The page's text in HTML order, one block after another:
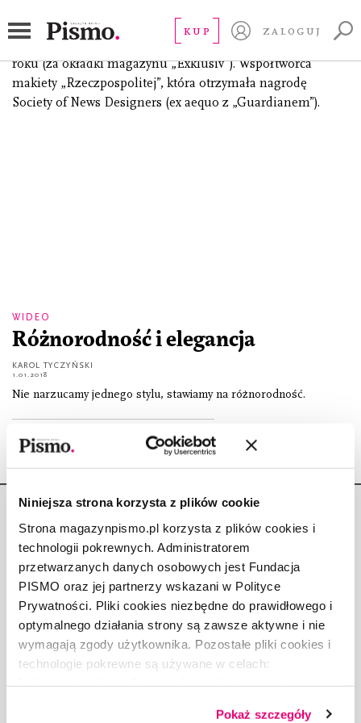
Niniejsza strona korzysta z plików cookie
Strona magazynpismo.pl korzysta z plików cookies i
technologii pokrewnych. Administratorem
przetwarzanych danych osobowych jest Fundacja
PISMO oraz jej partnerzy wskazani w Polityce
Prywatności. Pliki cookies niezbędne do prawidłowego i
optymalnego działania strony są zawsze aktywne i nie
wymagają zgody użytkownika. Pozostałe pliki cookies i
technologie pokrewne są używane w celach:
Pokaż szczegóły
KUP ZALOGUJ
Zdobywca I nagrody konkursu Grand Front w 2008 i 2009
roku (za okładki magazynu „Exklusiv”). Współtwórca
makiety „Rzeczpospolitej”, która otrzymała nagrodę
Society of News Designers (ex aequo z „Guardianem”).
WIDEO
Różnorodność i elegancja
KAROL TYCZYŃSKI
1.01.2018
Nie narzucamy jednego stylu, stawiamy na różnorodność.
Copyright © Fundacja Pismo
FACT-CHECKING W „PIŚMIE”